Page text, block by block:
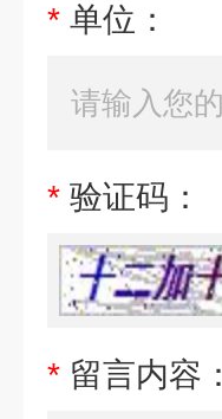
* 单位：
* 验证码：
* 留言内容：